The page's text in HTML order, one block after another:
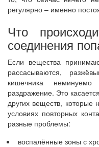
регулярно – именно
Что
соединения
Если вещества
рассасываются,
кишечника
раздражение. Это
других веществ,
условиях повторных
разные проблемы:
воспалённые зоны с